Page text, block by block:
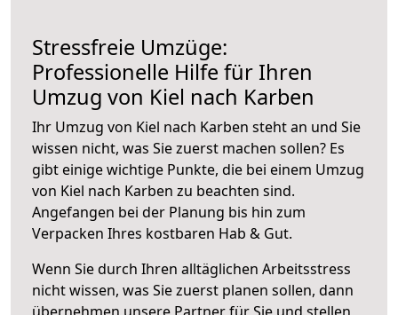
Stressfreie Umzüge:
Professionelle Hilfe für Ihren
Umzug von Kiel nach Karben
Ihr Umzug von Kiel nach Karben steht an und Sie
wissen nicht, was Sie zuerst machen sollen? Es
gibt einige wichtige Punkte, die bei einem Umzug
von Kiel nach Karben zu beachten sind.
Angefangen bei der Planung bis hin zum
Verpacken Ihres kostbaren Hab & Gut.
Wenn Sie durch Ihren alltäglichen Arbeitsstress
nicht wissen, was Sie zuerst planen sollen, dann